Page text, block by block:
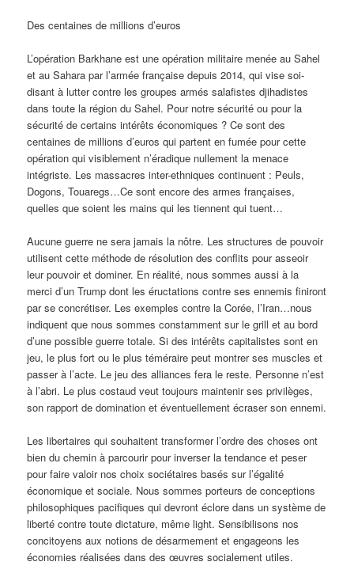
Des centaines de millions d’euros
L’opération Barkhane est une opération militaire menée au Sahel
et au Sahara par l’armée française depuis 2014, qui vise soi-
disant à lutter contre les groupes armés salafistes djihadistes
dans toute la région du Sahel. Pour notre sécurité ou pour la
sécurité de certains intérêts économiques ? Ce sont des
centaines de millions d’euros qui partent en fumée pour cette
opération qui visiblement n’éradique nullement la menace
intégriste. Les massacres inter-ethniques continuent : Peuls,
Dogons, Touaregs…Ce sont encore des armes françaises,
quelles que soient les mains qui les tiennent qui tuent…
Aucune guerre ne sera jamais la nôtre. Les structures de pouvoir
utilisent cette méthode de résolution des conflits pour asseoir
leur pouvoir et dominer. En réalité, nous sommes aussi à la
merci d’un Trump dont les éructations contre ses ennemis finiront
par se concrétiser. Les exemples contre la Corée, l’Iran…nous
indiquent que nous sommes constamment sur le grill et au bord
d’une possible guerre totale. Si des intérêts capitalistes sont en
jeu, le plus fort ou le plus téméraire peut montrer ses muscles et
passer à l’acte. Le jeu des alliances fera le reste. Personne n’est
à l’abri. Le plus costaud veut toujours maintenir ses privilèges,
son rapport de domination et éventuellement écraser son ennemi.
Les libertaires qui souhaitent transformer l’ordre des choses ont
bien du chemin à parcourir pour inverser la tendance et peser
pour faire valoir nos choix sociétaires basés sur l’égalité
économique et sociale. Nous sommes porteurs de conceptions
philosophiques pacifiques qui devront éclore dans un système de
liberté contre toute dictature, même light. Sensibilisons nos
concitoyens aux notions de désarmement et engageons les
économies réalisées dans des œuvres socialement utiles.